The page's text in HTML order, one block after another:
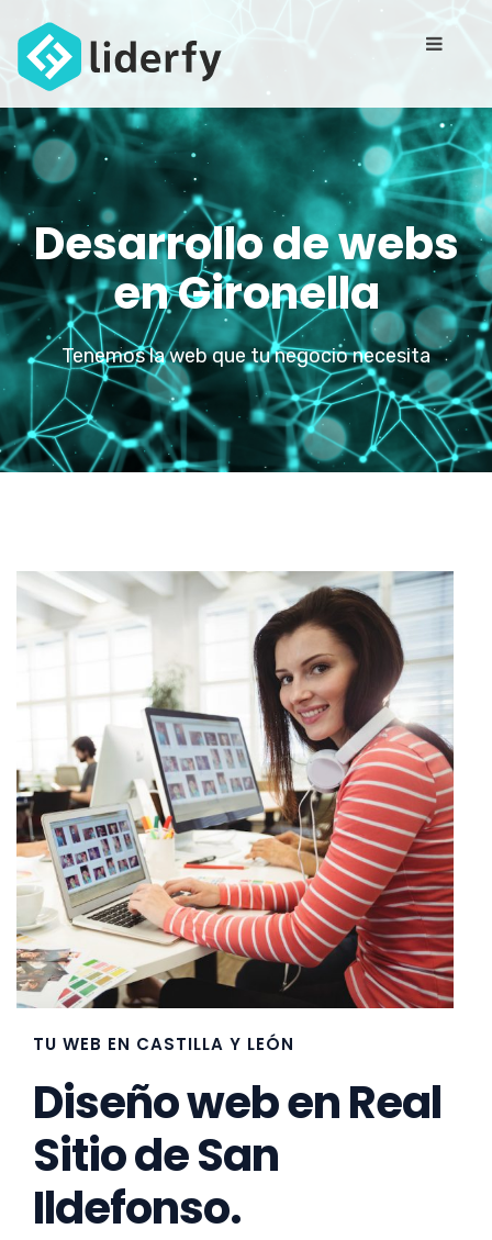
Desarrollo de webs
en Gironella
Tenemos la web que tu negocio necesita
TU WEB EN CASTILLA Y LEÓN
Diseño web en Real
Sitio de San
Ildefonso.